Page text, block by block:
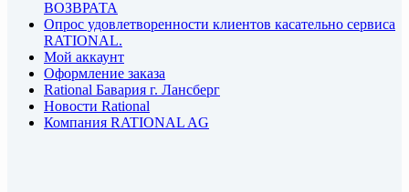
ВОЗВРАТА
Опрос удовлетворенности клиентов касательно сервиса
RATIONAL.
Мой аккаунт
Оформление заказа
Rational Бавария г. Лансберг
Новости Rational
Компания RATIONAL AG